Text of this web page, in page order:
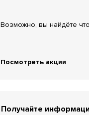
Возможно, вы найдёте
Посмотреть акции
Получайте